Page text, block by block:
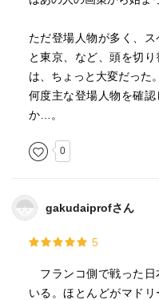
ただ登場人物が多く、
と東京、など、頭を切
は、ちょっと大変だった。
何度主な登場人物を確
か…。
0
gakudaiprofさん
5
フランコ側で戦った日
いる。ほとんどがマド